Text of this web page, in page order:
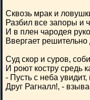
Сквозь мрак и
Разбил все запоры и
И в плен чародея
Ввергает
Суд скор и суров,
И роют костру средь
- Пусть с неба
Друг Рагналл!, -